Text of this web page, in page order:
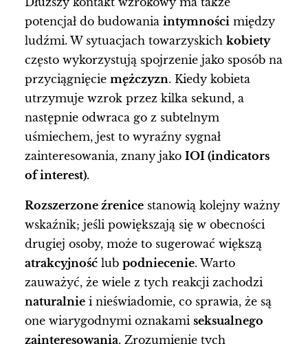
potencjał do budowania intymności między
ludźmi. W sytuacjach towarzyskich kobiety
często wykorzystują spojrzenie jako sposób na
przyciągnięcie mężczyzn. Kiedy kobieta
utrzymuje wzrok przez kilka sekund, a
następnie odwraca go z subtelnym
uśmiechem, jest to wyraźny sygnał
zainteresowania, znany jako IOI (indicators
of interest).
Rozszerzone źrenice stanowią kolejny ważny
wskaźnik; jeśli powiększają się w obecności
drugiej osoby, może to sugerować większą
atrakcyjność lub podniecenie. Warto
zauważyć, że wiele z tych reakcji zachodzi
naturalnie i nieświadomie, co sprawia, że są
one wiarygodnymi oznakami seksualnego
zainteresowania. Zrozumienie tych